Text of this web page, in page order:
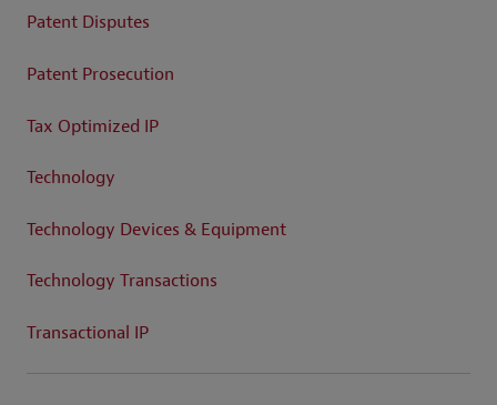
Patent Disputes
Patent Prosecution
Tax Optimized IP
Technology
Technology Devices & Equipment
Technology Transactions
Transactional IP